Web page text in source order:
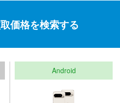
価格を検索する
Android